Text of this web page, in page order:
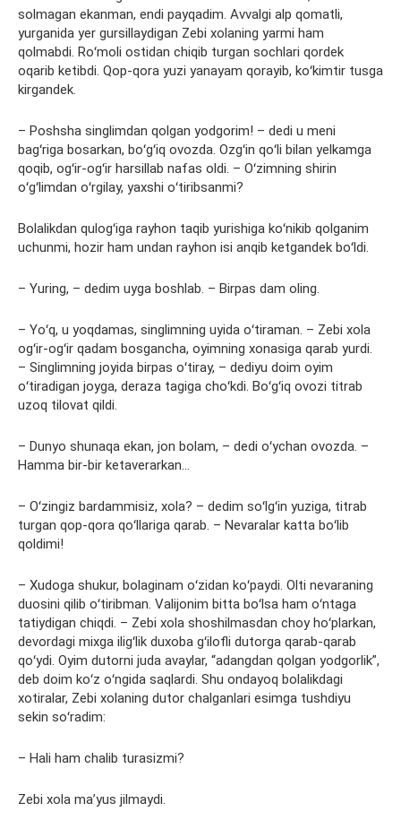
solmagan ekanman, endi payqadim. Avvalgi alp qomatli,
yurganida yer gursillaydigan Zebi xolaning yarmi ham
qolmabdi. Roʻmoli ostidan chiqib turgan sochlari qordek
oqarib ketibdi. Qop-qora yuzi yanayam qorayib, koʻkimtir tusga
kirgandek.
– Poshsha singlimdan qolgan yodgorim! – dedi u meni
bagʻriga bosarkan, boʻgʻiq ovozda. Ozgʻin qoʻli bilan yelkamga
qoqib, ogʻir-ogʻir harsillab nafas oldi. – Oʻzimning shirin
oʻgʻlimdan oʻrgilay, yaxshi oʻtiribsanmi?
Bolalikdan qulogʻiga rayhon taqib yurishiga koʻnikib qolganim
uchunmi, hozir ham undan rayhon isi anqib ketgandek boʻldi.
– Yuring, – dedim uyga boshlab. – Birpas dam oling.
– Yoʻq, u yoqdamas, singlimning uyida oʻtiraman. – Zebi xola
ogʻir-ogʻir qadam bosgancha, oyimning xonasiga qarab yurdi.
– Singlimning joyida birpas oʻtiray, – dediyu doim oyim
oʻtiradigan joyga, deraza tagiga choʻkdi. Boʻgʻiq ovozi titrab
uzoq tilovat qildi.
– Dunyo shunaqa ekan, jon bolam, – dedi oʻychan ovozda. –
Hamma bir-bir ketaverarkan…
– Oʻzingiz bardammisiz, xola? – dedim soʻlgʻin yuziga, titrab
turgan qop-qora qoʻllariga qarab. – Nevaralar katta boʻlib
qoldimi!
– Xudoga shukur, bolaginam oʻzidan koʻpaydi. Olti nevaraning
duosini qilib oʻtiribman. Valijonim bitta boʻlsa ham oʻntaga
tatiydigan chiqdi. – Zebi xola shoshilmasdan choy hoʻplarkan,
devordagi mixga iligʻlik duxoba gʻilofli dutorga qarab-qarab
qoʻydi. Oyim dutorni juda avaylar, “adangdan qolgan yodgorlik”,
deb doim koʻz oʻngida saqlardi. Shu ondayoq bolalikdagi
xotiralar, Zebi xolaning dutor chalganlari esimga tushdiyu
sekin soʻradim:
– Hali ham chalib turasizmi?
Zebi xola maʼyus jilmaydi.